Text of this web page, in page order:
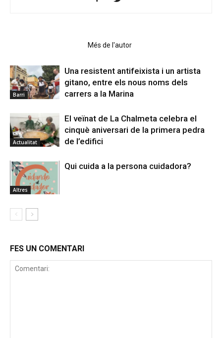
Més de l'autor
Barri
Una resistent antifeixista i un artista
gitano, entre els nous noms dels
carrers a la Marina
Actualitat
El veïnat de La Chalmeta celebra el
cinquè aniversari de la primera pedra
de l’edifici
Altres
Qui cuida a la persona cuidadora?
FES UN COMENTARI